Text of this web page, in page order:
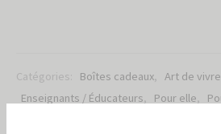
Catégories: Boîtes cadeaux, Art de vivre
Enseignants / Éducateurs, Pour elle,